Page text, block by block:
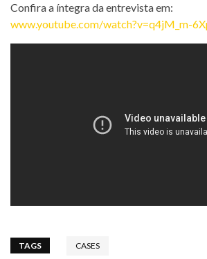
Confira a íntegra da entrevista em:
www.youtube.com/watch?v=q4jM_m-
TAGS CASES